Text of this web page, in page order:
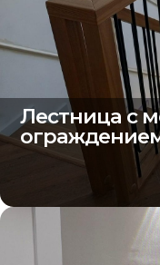
Лестница с